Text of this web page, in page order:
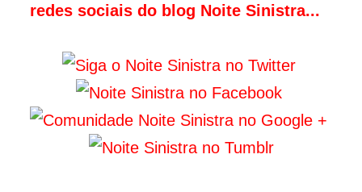
redes sociais do blog Noite Sinistra...